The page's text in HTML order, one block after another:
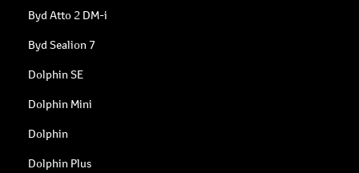
Byd Atto 2 DM-i
Byd Sealion 7
Dolphin SE
Dolphin Mini
Dolphin
Dolphin Plus